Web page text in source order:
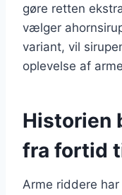
gøre retten
vælger
variant, vil
oplevelse af
Historien
fra fortid
Arme riddere